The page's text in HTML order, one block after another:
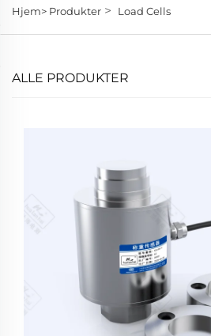
Hjem> Produkter > Load Cells
ALLE PRODUKTER